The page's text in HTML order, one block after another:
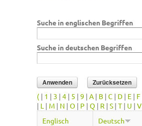
Suche in englischen Begriffen
Suche in deutschen Begriffen
( | 1 | 3 | 4 | 5 | 9 | A | B | C | D | E | F
| L | M | N | O | P | Q | R | S | T | U | V
Englisch
Deutsch